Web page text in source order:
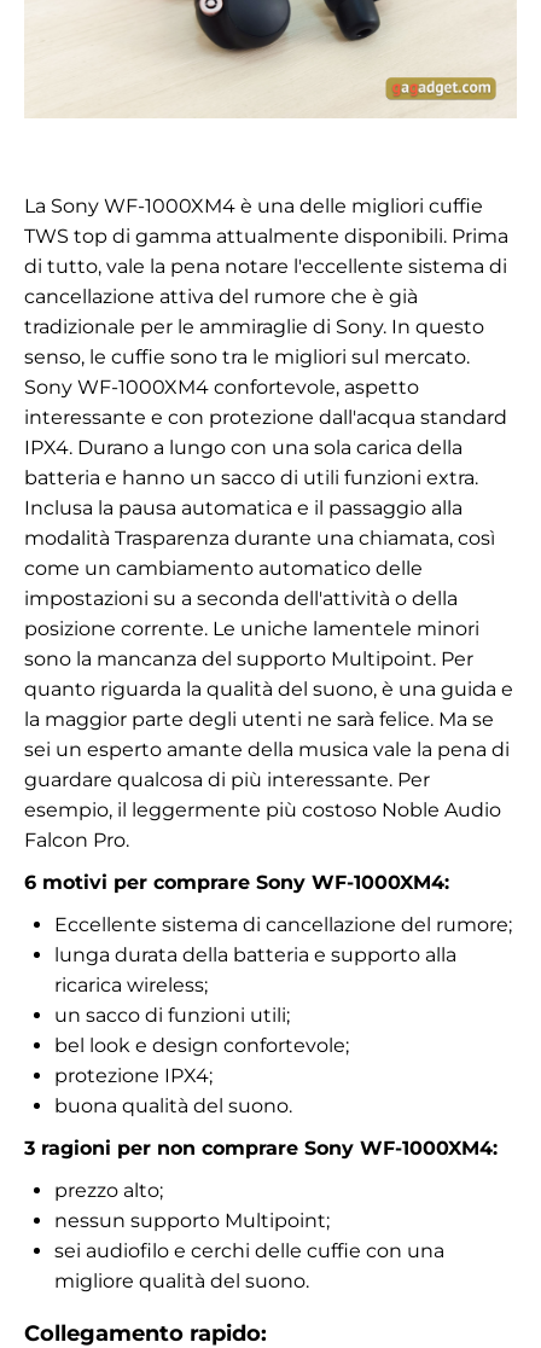
La Sony WF-1000XM4 è una delle migliori cuffie
TWS top di gamma attualmente disponibili. Prima
di tutto, vale la pena notare l'eccellente sistema di
cancellazione attiva del rumore che è già
tradizionale per le ammiraglie di Sony. In questo
senso, le cuffie sono tra le migliori sul mercato.
Sony WF-1000XM4 confortevole, aspetto
interessante e con protezione dall'acqua standard
IPX4. Durano a lungo con una sola carica della
batteria e hanno un sacco di utili funzioni extra.
Inclusa la pausa automatica e il passaggio alla
modalità Trasparenza durante una chiamata, così
come un cambiamento automatico delle
impostazioni su a seconda dell'attività o della
posizione corrente. Le uniche lamentele minori
sono la mancanza del supporto Multipoint. Per
quanto riguarda la qualità del suono, è una guida e
la maggior parte degli utenti ne sarà felice. Ma se
sei un esperto amante della musica vale la pena di
guardare qualcosa di più interessante. Per
esempio, il leggermente più costoso Noble Audio
Falcon Pro.
6 motivi per comprare Sony WF-1000XM4:
Eccellente sistema di cancellazione del rumore;
lunga durata della batteria e supporto alla
ricarica wireless;
un sacco di funzioni utili;
bel look e design confortevole;
protezione IPX4;
buona qualità del suono.
3 ragioni per non comprare Sony WF-1000XM4:
prezzo alto;
nessun supporto Multipoint;
sei audiofilo e cerchi delle cuffie con una
migliore qualità del suono.
Collegamento rapido: